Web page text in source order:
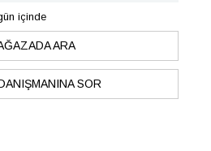
içinde
ARA
SOR